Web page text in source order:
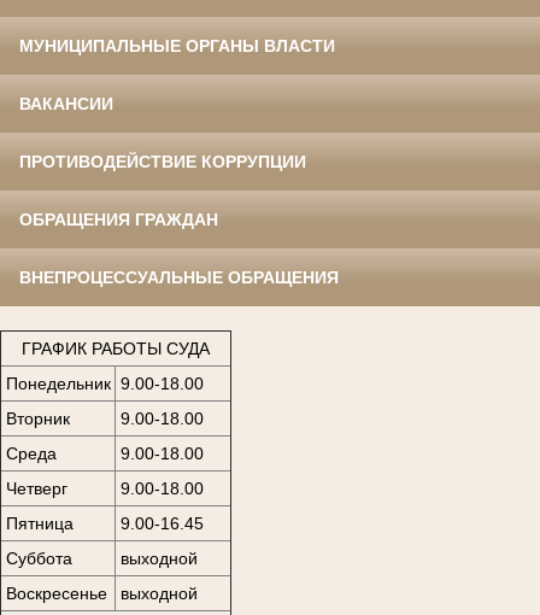
МУНИЦИПАЛЬНЫЕ ОРГАНЫ ВЛАСТИ
ВАКАНСИИ
ПРОТИВОДЕЙСТВИЕ КОРРУПЦИИ
ОБРАЩЕНИЯ ГРАЖДАН
ВНЕПРОЦЕССУАЛЬНЫЕ ОБРАЩЕНИЯ
ГРАФИК РАБОТЫ СУДА
Понедельник 9.00-18.00
Вторник
9.00-18.00
Среда
9.00-18.00
Четверг
9.00-18.00
Пятница
9.00-16.45
Суббота
выходной
Воскресенье
выходной